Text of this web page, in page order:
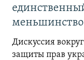
Дискуссия
защиты прав